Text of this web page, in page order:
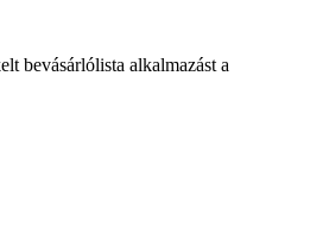
bevásárlólista alkalmazást a